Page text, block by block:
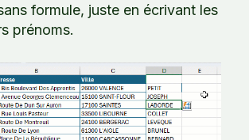
formule, juste en écrivant les
prénoms.